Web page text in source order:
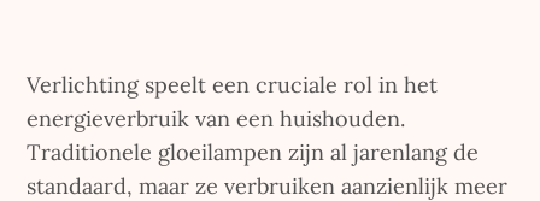
Verlichting speelt een cruciale rol in het
energieverbruik van een huishouden.
Traditionele gloeilampen zijn al jarenlang de
standaard, maar ze verbruiken aanzienlijk meer